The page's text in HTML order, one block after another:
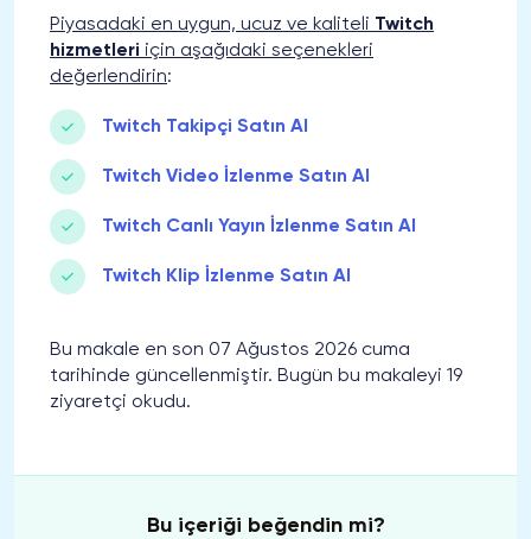
Piyasadaki en uygun, ucuz ve kaliteli Twitch
hizmetleri için aşağıdaki seçenekleri
değerlendirin:
Twitch Takipçi Satın Al
Twitch Video İzlenme Satın Al
Twitch Canlı Yayın İzlenme Satın Al
Twitch Klip İzlenme Satın Al
Bu makale en son 07 Ağustos 2026 cuma
tarihinde güncellenmiştir. Bugün bu makaleyi 19
ziyaretçi okudu.
Bu içeriği beğendin mi?